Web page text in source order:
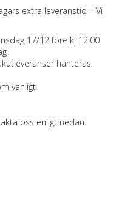
extra leveranstid – Vi
17/12 före kl 12:00
hanteras
vanligt
oss enligt nedan.